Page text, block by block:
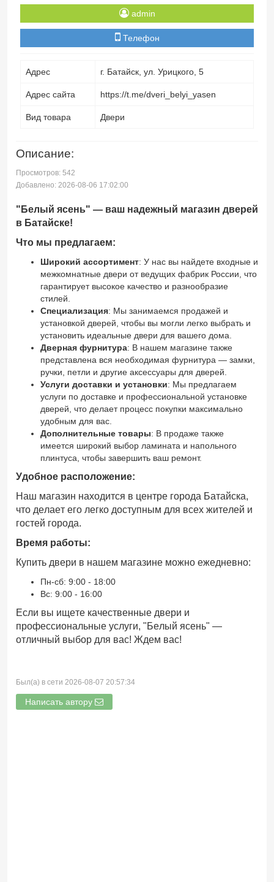
admin
Телефон
Адрес г. Батайск, ул. Урицкого, 5
Адрес сайта https://t.me/dveri_belyi_yasen
Вид товара Двери
Описание:
Просмотров: 542
Добавлено: 2026-08-06 17:02:00
"Белый ясень" — ваш надежный магазин дверей
в Батайске!
Что мы предлагаем:
Широкий ассортимент: У нас вы найдете входные и
межкомнатные двери от ведущих фабрик России, что
гарантирует высокое качество и разнообразие
стилей.
Специализация: Мы занимаемся продажей и
установкой дверей, чтобы вы могли легко выбрать и
установить идеальные двери для вашего дома.
Дверная фурнитура: В нашем магазине также
представлена вся необходимая фурнитура — замки,
ручки, петли и другие аксессуары для дверей.
Услуги доставки и установки: Мы предлагаем
услуги по доставке и профессиональной установке
дверей, что делает процесс покупки максимально
удобным для вас.
Дополнительные товары: В продаже также
имеется широкий выбор ламината и напольного
плинтуса, чтобы завершить ваш ремонт.
Удобное расположение:
Наш магазин находится в центре города Батайска,
что делает его легко доступным для всех жителей и
гостей города.
Время работы:
Купить двери в нашем магазине можно ежедневно:
Пн-сб: 9:00 - 18:00
Вс: 9:00 - 16:00
Если вы ищете качественные двери и
профессиональные услуги, "Белый ясень" —
отличный выбор для вас! Ждем вас!
Был(а) в сети 2026-08-07 20:57:34
Написать автору